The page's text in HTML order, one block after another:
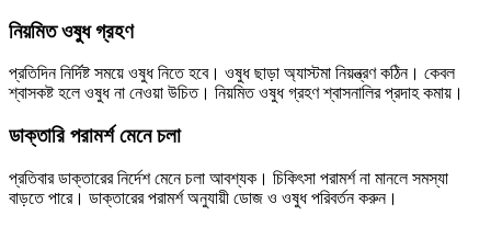
নিয়মিত ওষুধ গ্রহণ
প্রতিদিন নির্দিষ্ট সময়ে ওষুধ নিতে হবে। ওষুধ ছাড়া অ্যাস্টমা নিয়ন্ত্রণ কঠিন। কেবল
শ্বাসকষ্ট হলে ওষুধ না নেওয়া উচিত। নিয়মিত ওষুধ গ্রহণ শ্বাসনালির প্রদাহ কমায়।
ডাক্তারি পরামর্শ মেনে চলা
প্রতিবার ডাক্তারের নির্দেশ মেনে চলা আবশ্যক। চিকিৎসা পরামর্শ না মানলে সমস্যা
বাড়তে পারে। ডাক্তারের পরামর্শ অনুযায়ী ডোজ ও ওষুধ পরিবর্তন করুন।